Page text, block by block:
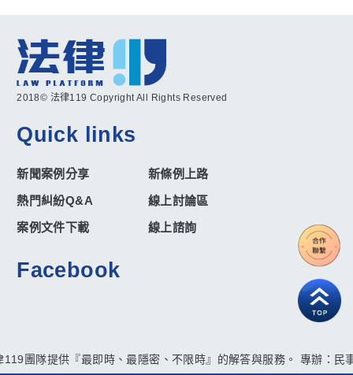
2018© 法律119 Copyright All Rights Reserved
Quick links
新聞案例分享
新條例上路
熱門糾紛Q&A
線上討論區
案例文件下載
線上諮詢
Facebook
團隊提供『最即時、最隱密、不限時』的解答與服務。 專辦：民